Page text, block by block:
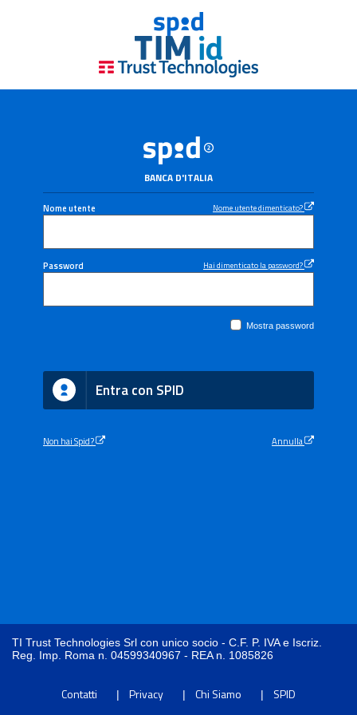
BANCA D'ITALIA
Nome utente Nome utente dimenticato?
Password Hai dimenticato la password?
Mostra password
Entra con SPID
Non hai Spid? Annulla
TI Trust Technologies Srl con unico socio - C.F. P. IVA e Iscriz.
Reg. Imp. Roma n. 04599340967 - REA n. 1085826
Contatti Privacy Chi Siamo SPID